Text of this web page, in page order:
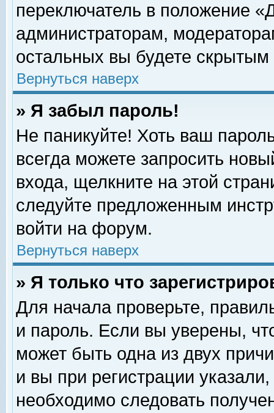
переключатель в положение
администраторам,
остальных вы будете скрытым
Вернуться наверх
» Я забыл пароль!
Не паникуйте! Хоть ваш
всегда можете запросить
входа, щелкните на этой
следуйте предложенным
войти на форум.
Вернуться наверх
» Я только что
Для начала проверьте,
и пароль. Если вы уверены,
может быть одна из двух
и вы при регистрации
необходимо следовать